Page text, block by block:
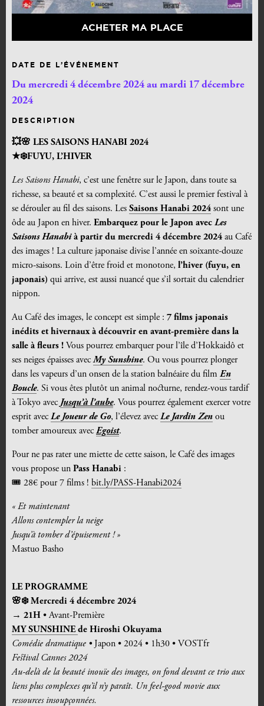
ACHETER MA PLACE
DATE DE L’ÉVÉNEMENT
Du mercredi 4 décembre 2024 au mardi 17 décembre
2024
DESCRIPTION
💥🌸 LES SAISONS HANABI 2024
★❄️FUYU, L’HIVER
Les Saisons Hanabi, c’est une fenêtre sur le Japon, dans toute sa
richesse, sa beauté et sa complexité. C’est aussi le premier festival à
se dérouler au fil des saisons. Les Saisons Hanabi 2024 sont une
ôde au Japon en hiver. Embarquez pour le Japon avec Les
Saisons Hanabià partir du mercredi 4 décembre 2024 au Café
des images ! La culture japonaise divise l’année en soixante-douze
micro-saisons. Loin d’être froid et monotone, l’hiver (fuyu, en
japonais) qui arrive, est aussi nuancé que s’il sortait du calendrier
nippon.
Au Café des images, le concept est simple : 7 films japonais
inédits et hivernaux à découvrir en avant-première dans la
salle à fleurs ! Vous pourrez embarquer pour l’île d’Hokkaidô et
ses neiges épaisses avecMy Sunshine. Ou vous pourrez plonger
dans les vapeurs d’un onsen de la station balnéaire du film En
Boucle. Si vous êtes plutôt un animal nocturne, rendez-vous tardif
à Tokyo avec Jusqu’à l’aube. Vous pourrez également exercer votre
esprit avecLe Joueur de Go, l’élevez avecLe Jardin Zen ou
tomber amoureux avecEgoist.
Pour ne pas rater une miette de cette saison, le Café des images
vous propose un Pass Hanabi :
🎟️ 28€ pour 7 films ! bit.ly/PASS-Hanabi2024
« Et maintenant
Allons contempler la neige
Jusqu’à tomber d’épuisement ! »
Mastuo Basho
LE PROGRAMME
🌸❄️Mercredi 4 décembre 2024
→ 21H • Avant-Première
MY SUNSHINEde Hiroshi Okuyama
Comédie dramatique • Japon • 2024 • 1h30 • VOSTfr
Festival Cannes 2024
Au-delà de la beauté inouïe des images, on fond devant ce trio aux
liens plus complexes qu’il n’y paraît. Un feel-good movie aux
ressources insoupçonnées.